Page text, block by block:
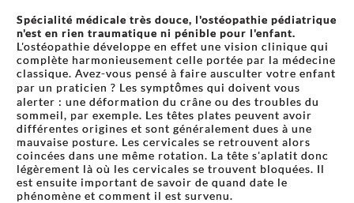
Spécialité médicale très douce, l'ostéopathie pédiatrique
n'est en rien traumatique ni pénible pour l'enfant.
L'ostéopathie développe en effet une vision clinique qui
complète harmonieusement celle portée par la médecine
classique. Avez-vous pensé à faire ausculter votre enfant
par un praticien ? Les symptômes qui doivent vous
alerter : une déformation du crâne ou des troubles du
sommeil, par exemple. Les têtes plates peuvent avoir
différentes origines et sont généralement dues à une
mauvaise posture. Les cervicales se retrouvent alors
coincées dans une même rotation. La tête s'aplatit donc
légèrement là où les cervicales se trouvent bloquées. Il
est ensuite important de savoir de quand date le
phénomène et comment il est survenu.